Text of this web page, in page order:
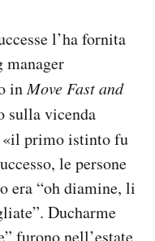
l’ha fornita
manager
inMove Fast and
sulla vicenda
primo istinto fu
le persone
era “oh diamine, li
Ducharme
furono nell’estate